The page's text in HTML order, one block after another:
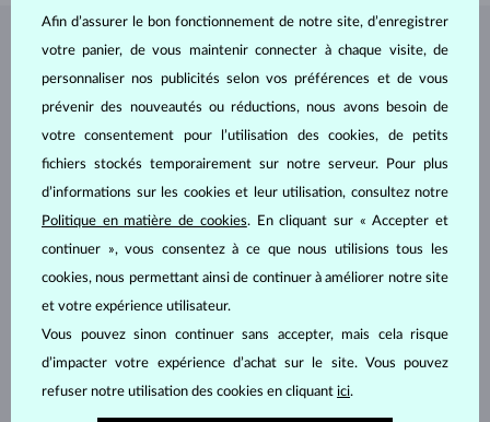
BIJOUX DEL'ATELIER KLENOTA
Afin d’assurer le bon fonctionnement de notre site, d’enregistrer
votre panier, de vous maintenir connecter à chaque visite, de
personnaliser nos publicités selon vos préférences et de vous
prévenir des nouveautés ou réductions, nous avons besoin de
votre consentement pour l’utilisation des cookies, de petits
fichiers stockés temporairement sur notre serveur. Pour plus
d’informations sur les cookies et leur utilisation, consultez notre
Politique en matière de cookies. En cliquant sur « Accepter et
continuer », vous consentez à ce que nous utilisions tous les
cookies, nous permettant ainsi de continuer à améliorer notre site
et votre expérience utilisateur.
Vous pouvez sinon continuer sans accepter, mais cela risque
d’impacter votre expérience d’achat sur le site. Vous pouvez
refuser notre utilisation des cookies en cliquant ici.